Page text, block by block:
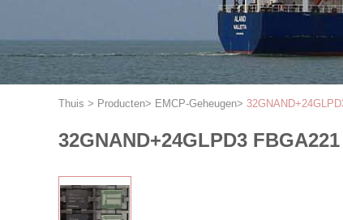
Thuis > Producten> EMCP-Geheugen>
32GNAND+24GLPD3